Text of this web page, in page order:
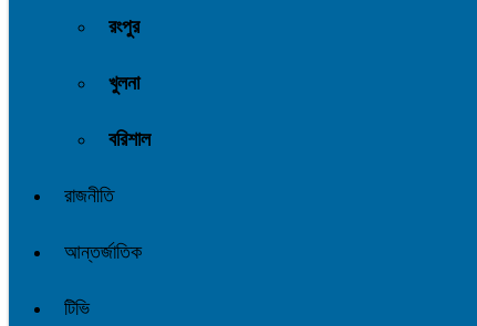
রংপুর
খুলনা
বরিশাল
রাজনীতি
আন্তর্জাতিক
টিভি